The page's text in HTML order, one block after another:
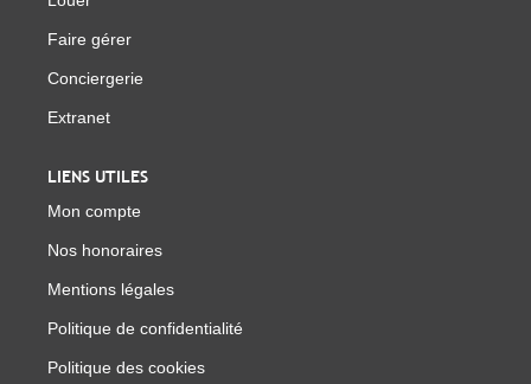
Faire gérer
Conciergerie
Extranet
LIENS UTILES
Mon compte
Nos honoraires
Mentions légales
Politique de confidentialité
Politique des cookies